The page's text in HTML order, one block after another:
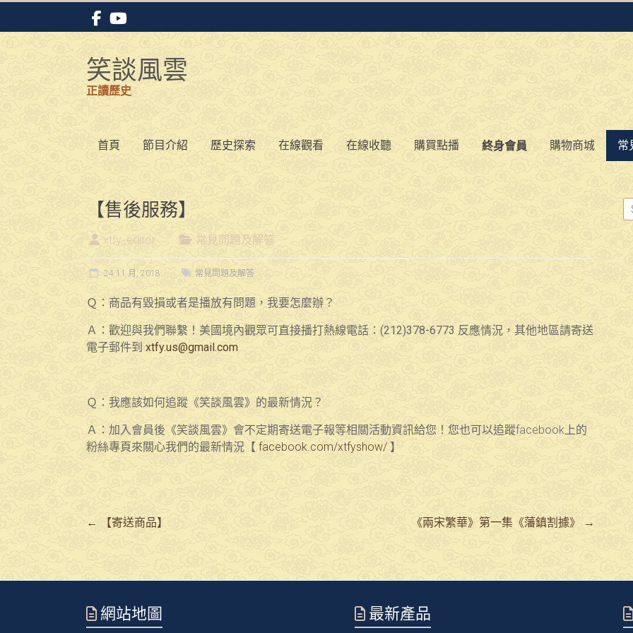
content
笑談風雲
正讀歷史
首頁 節目介紹 歷史探索 在線觀看 在線收聽 購買點播 終身會員 購物商城 常
【售後服務】
xtfy_editor 常見問題及解答
24 11 月, 2018 常見問題及解答
Ｑ：商品有毀損或者是播放有問題，我要怎麼辦？
Ａ：歡迎與我們聯繫！美國境內觀眾可直接播打熱線電話：(212)378-6773 反應情況，其他地區請寄送
電子郵件到 xtfy.us@gmail.com
Ｑ：我應該如何追蹤《笑談風雲》的最新情況？
Ａ：加入會員後《笑談風雲》會不定期寄送電子報等相關活動資訊給您！您也可以追蹤facebook上的
粉絲專頁來關心我們的最新情況【 facebook.com/xtfyshow/ 】
← 【寄送商品】 《兩宋繁華》第一集《藩鎮割據》 →
網站地圖 最新產品